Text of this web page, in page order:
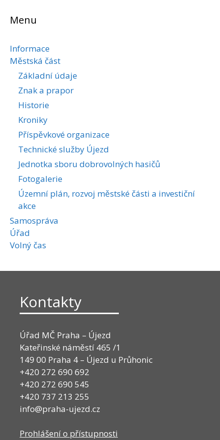
Menu
Informace
Městská část
Základní údaje
Znak a prapor
Historie
Kroniky
Příspěvkové organizace
Technické služby Újezd
Jednotka sboru dobrovolných hasičů
Fotogalerie
Územní plán, rozvoj městské části a investiční
akce
Samospráva
Úřad
Volný čas
Kontakty
Úřad MČ Praha – Újezd
Kateřinské náměstí 465 /1
149 00 Praha 4 – Újezd u Průhonic
+420 272 690 692
+420 272 690 545
+420 737 213 255
info@praha-ujezd.cz
Prohlášení o přístupnosti